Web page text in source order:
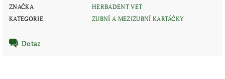
ZNAČKA
HERBADENT VET
KATEGORIE
ZUBNÍ A MEZIZUBNÍ KARTÁČKY
Dotaz